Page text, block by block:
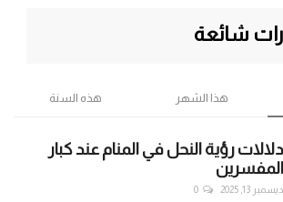
شائعة
هذا الشهر هذه السنة
دلالات رؤية النحل في المنام عند كبار
المفسرين
ديسمبر 13, 2025 0